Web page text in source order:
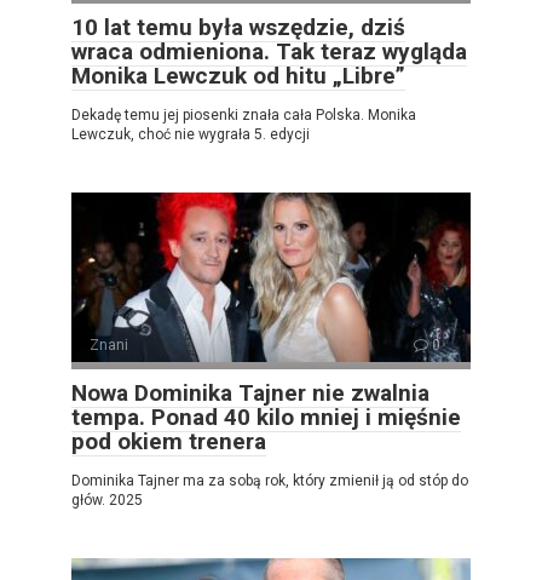
10 lat temu była wszędzie, dziś
wraca odmieniona. Tak teraz wygląda
Monika Lewczuk od hitu „Libre”
Dekadę temu jej piosenki znała cała Polska. Monika
Lewczuk, choć nie wygrała 5. edycji
Znani 0
Nowa Dominika Tajner nie zwalnia
tempa. Ponad 40 kilo mniej i mięśnie
pod okiem trenera
Dominika Tajner ma za sobą rok, który zmienił ją od stóp do
głów. 2025